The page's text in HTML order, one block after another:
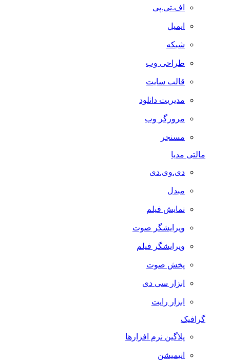
اف.تی.پی
ایمیل
شبکه
طراحی وب
قالب سایت
مدیریت دانلود
مرورگر وب
مسنجر
مالتی مدیا
دی.وی.دی
مبدل
نمایش فیلم
ویرایشگر صوت
ویرایشگر فیلم
پخش صوت
ابزار سی دی
ابزار رایت
گرافیک
پلاگین نرم افزارها
انیمیشن